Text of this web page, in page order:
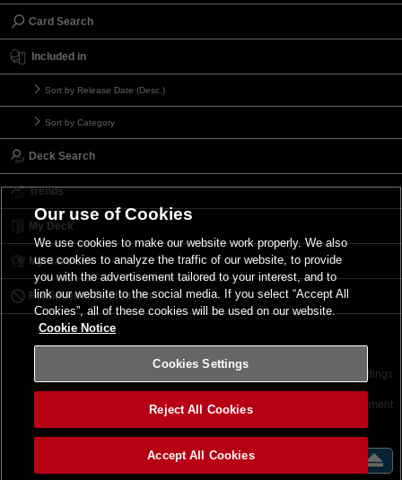
Card Search
Included in
Sort by Release Date (Desc.)
Sort by Category
Deck Search
Trends
My Deck
My Card List
Forbidden & Limited List
Terms of Use Cookies Settings
©2026 Konami Digital Entertainment
Our use of Cookies
We use cookies to make our website work properly. We also
use cookies to analyze the traffic of our website, to provide
you with the advertisement tailored to your interest, and to
link our website to the social media. If you select “Accept All
Cookies”, all of these cookies will be used on our website.
Cookie Notice
Cookies Settings
Reject All Cookies
Accept All Cookies